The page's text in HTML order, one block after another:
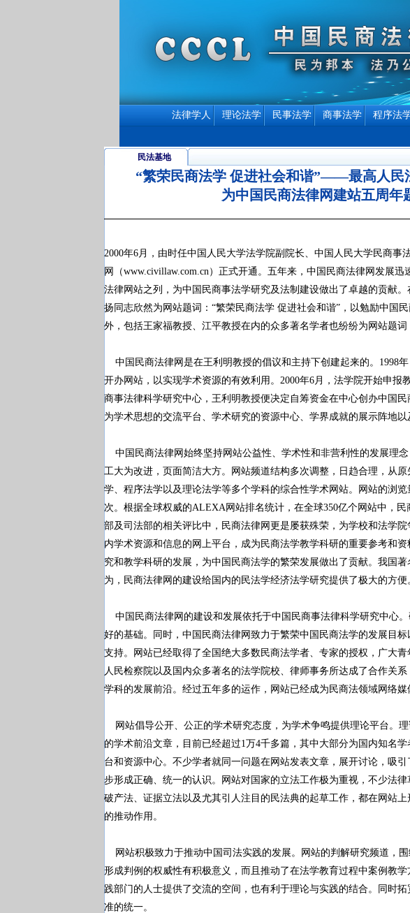
法律学人 理论法学 民事法学 商事法学 程序法
民法基地
“繁荣民商法学 促进社会和谐”——最高人民
为中国民商法律网建站五周年
2000年6月，由时任中国人民大学法学院副院长、中国人民大学民商
网（www.civillaw.com.cn）正式开通。五年来，中国民商法律网发展
法律网站之列，为中国民商事法学研究及法制建设做出了卓越的贡献
扬同志欣然为网站题词：“繁荣民商法学 促进社会和谐”，以勉励中国
外，包括王家福教授、江平教授在内的众多著名学者也纷纷为网站题
中国民商法律网是在王利明教授的倡议和主持下创建起来的。1998
开办网站，以实现学术资源的有效利用。2000年6月，法学院开始申
商事法律科学研究中心，王利明教授便决定自筹资金在中心创办中国
为学术思想的交流平台、学术研究的资源中心、学界成就的展示阵地以
中国民商法律网始终坚持网站公益性、学术性和非营利性的发展理
工大为改进，页面简洁大方。网站频道结构多次调整，日趋合理，从
学、程序法学以及理论法学等多个学科的综合性学术网站。网站的浏
次。根据全球权威的ALEXA网站排名统计，在全球350亿个网站中，
部及司法部的相关评比中，民商法律网更是屡获殊荣，为学校和法学
内学术资源和信息的网上平台，成为民商法学教学科研的重要参考和
究和教学科研的发展，为中国民商法学的繁荣发展做出了贡献。我国
为，民商法律网的建设给国内的民法学经济法学研究提供了极大的方便
中国民商法律网的建设和发展依托于中国民商事法律科学研究中心
好的基础。同时，中国民商法律网致力于繁荣中国民商法学的发展目
支持。网站已经取得了全国绝大多数民商法学者、专家的授权，广大
人民检察院以及国内众多著名的法学院校、律师事务所达成了合作关
学科的发展前沿。经过五年多的运作，网站已经成为民商法领域网络媒
网站倡导公开、公正的学术研究态度，为学术争鸣提供理论平台。
的学术前沿文章，目前已经超过1万4千多篇，其中大部分为国内知名
台和资源中心。不少学者就同一问题在网站发表文章，展开讨论，吸
步形成正确、统一的认识。网站对国家的立法工作极为重视，不少法
破产法、证据立法以及尤其引人注目的民法典的起草工作，都在网站
的推动作用。
网站积极致力于推动中国司法实践的发展。网站的判解研究频道，
形成判例的权威性有积极意义，而且推动了在法学教育过程中案例教
践部门的人士提供了交流的空间，也有利于理论与实践的结合。同时
准的统一。